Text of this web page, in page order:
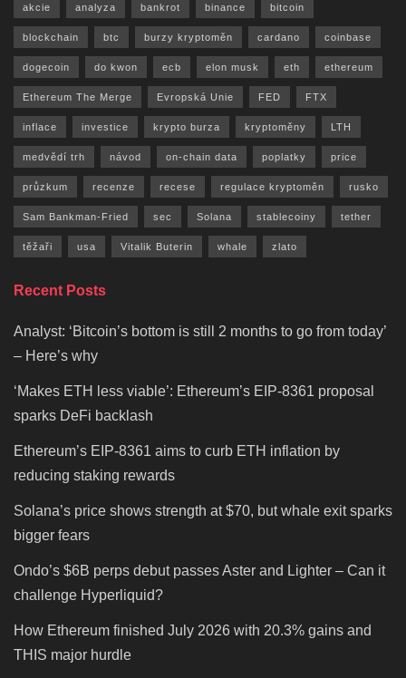
akcie analyza bankrot binance bitcoin
blockchain btc burzy kryptoměn cardano coinbase
dogecoin do kwon ecb elon musk eth ethereum
Ethereum The Merge Evropská Unie FED FTX
inflace investice krypto burza kryptoměny LTH
medvědí trh návod on-chain data poplatky price
průzkum recenze recese regulace kryptoměn rusko
Sam Bankman-Fried sec Solana stablecoiny tether
těžaři usa Vitalik Buterin whale zlato
Recent Posts
Analyst: ‘Bitcoin’s bottom is still 2 months to go from today’
– Here’s why
‘Makes ETH less viable’: Ethereum’s EIP-8361 proposal
sparks DeFi backlash
Ethereum’s EIP-8361 aims to curb ETH inflation by
reducing staking rewards
Solana’s price shows strength at $70, but whale exit sparks
bigger fears
Ondo’s $6B perps debut passes Aster and Lighter – Can it
challenge Hyperliquid?
How Ethereum finished July 2026 with 20.3% gains and
THIS major hurdle